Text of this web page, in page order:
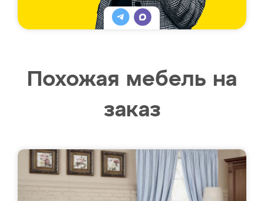
Похожая мебель на
заказ